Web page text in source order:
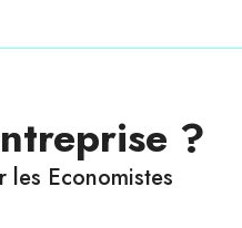
?
les Economistes